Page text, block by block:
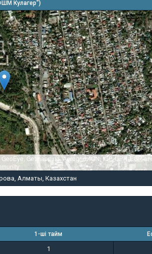
Кулагер")
Getmapping, Aerogrid, IGN, IGP, UPR-EGP,
Алматы, Казахстан
1-ші тайм
1